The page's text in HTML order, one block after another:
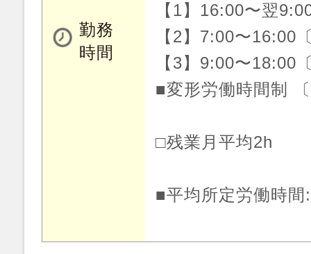
勤務
時間
【1】16:00〜翌
【2】7:00〜16:00
【3】9:00〜18:00
■変形労働時間制
□残業月平均2h
■平均所定労働時間